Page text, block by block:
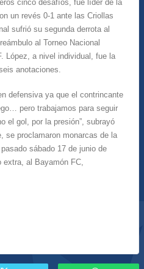
cinco desafíos, fue líder de la
un revés 0-1 ante las Criollas
sufrió su segunda derrota al
al Torneo Nacional
López, a nivel individual, fue la
anotaciones.
defensiva ya que el contrincante
pero trabajamos para seguir
el gol, por la presión”, subrayó
se proclamaron monarcas de la
sábado 17 de junio de
extra, al Bayamón FC,